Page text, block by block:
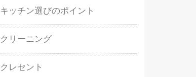
キッチン選びのポイント
クリーニング
クレセント